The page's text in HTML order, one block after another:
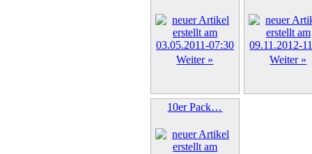
Weiter » Weiter »
10er Pack…